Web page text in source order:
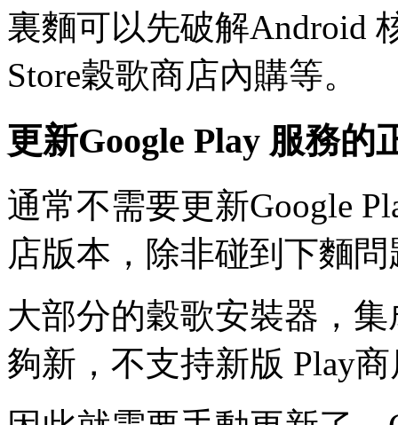
裏麵可以先破解Android
Store穀歌商店內購等。
更新Google Play 服務的
通常不需要更新Google
店版本，除非碰到下麵問
大部分的穀歌安裝器，
夠新，不支持新版 Play